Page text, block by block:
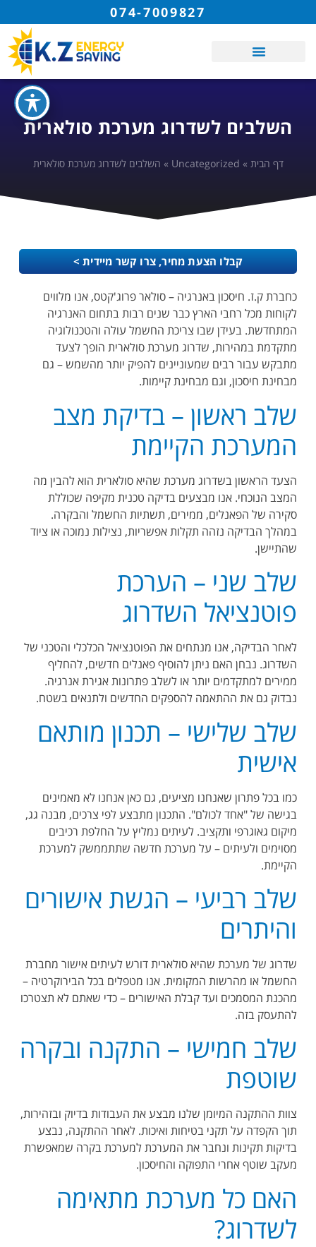
074-7009827
השלבים לשדרוג מערכת סולארית
דף הבית »
Uncategorized
» השלבים לשדרוג מערכת סולארית
קבלו הצעת מחיר, צרו קשר מיידית >
כחברת ק.ז. חיסכון באנרגיה – סולאר פרוג'קטס, אנו מלווים
לקוחות מכל רחבי הארץ כבר שנים רבות בתחום האנרגיה
המתחדשת. בעידן שבו צריכת החשמל עולה והטכנולוגיה
מתקדמת במהירות, שדרוג מערכת סולארית הופך לצעד
מתבקש עבור רבים שמעוניינים להפיק יותר מהשמש – גם
מבחינת חיסכון, וגם מבחינת קיימות.
שלב ראשון – בדיקת מצב
המערכת הקיימת
הצעד הראשון בשדרוג מערכת שהיא סולארית הוא להבין מה
המצב הנוכחי. אנו מבצעים בדיקה טכנית מקיפה שכוללת
סקירה של הפאנלים, ממירים, תשתיות החשמל והבקרה.
במהלך הבדיקה נזהה תקלות אפשריות, נצילות נמוכה או ציוד
שהתיישן.
שלב שני – הערכת
פוטנציאל השדרוג
לאחר הבדיקה, אנו מנתחים את הפוטנציאל הכלכלי והטכני של
השדרוג. נבחן האם ניתן להוסיף פאנלים חדשים, להחליף
ממירים למתקדמים יותר או לשלב פתרונות אגירת אנרגיה.
נבדוק גם את ההתאמה להספקים החדשים ולתנאים בשטח.
שלב שלישי – תכנון מותאם
אישית
כמו בכל פתרון שאנחנו מציעים, גם כאן אנחנו לא מאמינים
בגישה של "אחד לכולם". התכנון מתבצע לפי צרכים, מבנה גג,
מיקום גאוגרפי ותקציב. לעיתים נמליץ על החלפת רכיבים
מסוימים ולעיתים – על מערכת חדשה שתתממשק למערכת
הקיימת.
שלב רביעי – הגשת אישורים
והיתרים
שדרוג של מערכת שהיא סולארית דורש לעיתים אישור מחברת
החשמל או מהרשות המקומית. אנו מטפלים בכל הבירוקרטיה –
מהכנת המסמכים ועד קבלת האישורים – כדי שאתם לא תצטרכו
להתעסק בזה.
שלב חמישי – התקנה ובקרה
שוטפת
צוות ההתקנה המיומן שלנו מבצע את העבודות בדיוק ובזהירות,
תוך הקפדה על תקני בטיחות ואיכות. לאחר ההתקנה, נבצע
בדיקות תקינות ונחבר את המערכת למערכת בקרה שמאפשרת
מעקב שוטף אחרי התפוקה והחיסכון.
האם כל מערכת מתאימה
לשדרוג?